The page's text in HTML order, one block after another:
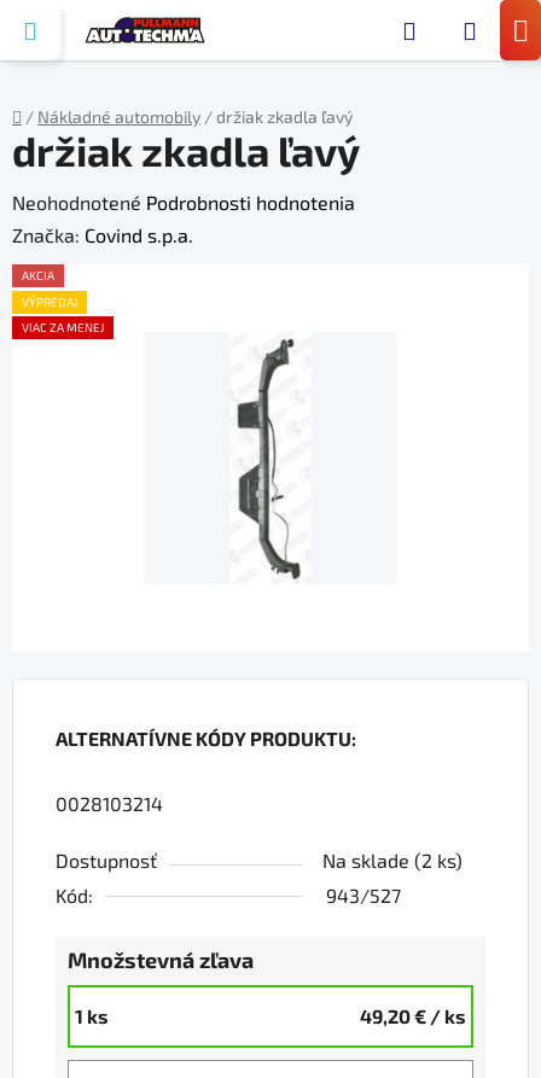
obsah
Domov
/ Nákladné automobily /držiak zkadla ľavý
ALTERNATÍVNE KÓDY PRODUKTU:
0028103214
Dostupnosť Na sklade (2 ks)
Kód:
943/527
Množstevná zľava
1 ks 49,20 € / ks
držiak zkadla ľavý
Priemerné
hodnotenie
produktu
je
0,0
Neohodnotené Podrobnosti hodnotenia
Značka: Covind s.p.a.
AKCIA
VÝPREDAJ
VIAC ZA MENEJ